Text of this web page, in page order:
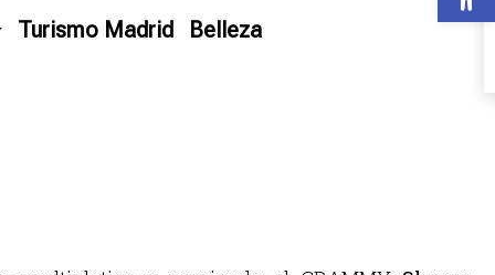
Turismo Madrid Belleza